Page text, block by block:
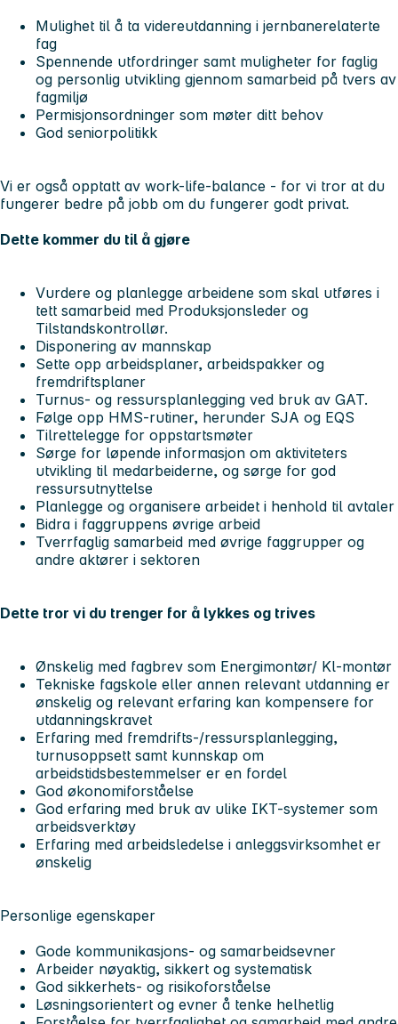
Mulighet til å ta videreutdanning i jernbanerelaterte
fag
Spennende utfordringer samt muligheter for faglig
og personlig utvikling gjennom samarbeid på tvers av
fagmiljø
Permisjonsordninger som møter ditt behov
God seniorpolitikk
Vi er også opptatt av work-life-balance - for vi tror at du
fungerer bedre på jobb om du fungerer godt privat.
Dette kommer du til å gjøre
Vurdere og planlegge arbeidene som skal utføres i
tett samarbeid med Produksjonsleder og
Tilstandskontrollør.
Disponering av mannskap
Sette opp arbeidsplaner, arbeidspakker og
fremdriftsplaner
Turnus- og ressursplanlegging ved bruk av GAT.
Følge opp HMS-rutiner, herunder SJA og EQS
Tilrettelegge for oppstartsmøter
Sørge for løpende informasjon om aktiviteters
utvikling til medarbeiderne, og sørge for god
ressursutnyttelse
Planlegge og organisere arbeidet i henhold til avtaler
Bidra i faggruppens øvrige arbeid
Tverrfaglig samarbeid med øvrige faggrupper og
andre aktører i sektoren
Dette tror vi du trenger for å lykkes og trives
Ønskelig med fagbrev som Energimontør/ Kl-montør
Tekniske fagskole eller annen relevant utdanning er
ønskelig og relevant erfaring kan kompensere for
utdanningskravet
Erfaring med fremdrifts-/ressursplanlegging,
turnusoppsett samt kunnskap om
arbeidstidsbestemmelser er en fordel
God økonomiforståelse
God erfaring med bruk av ulike IKT-systemer som
arbeidsverktøy
Erfaring med arbeidsledelse i anleggsvirksomhet er
ønskelig
Personlige egenskaper
Gode kommunikasjons- og samarbeidsevner
Arbeider nøyaktig, sikkert og systematisk
God sikkerhets- og risikoforståelse
Løsningsorientert og evner å tenke helhetlig